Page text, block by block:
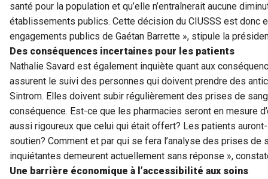
santé pour la population et qu’elle n’entraînerait aucune
établissements publics. Cette décision du CIUSSS est donc
engagements publics de Gaétan Barrette », stipule la
Des conséquences incertaines pour les patients
Nathalie Savard est également inquiète quant aux
assurent le suivi des personnes qui doivent prendre des
Sintrom. Elles doivent subir régulièrement des prises de
conséquence. Est-ce que les pharmacies seront en mesure
aussi rigoureux que celui qui était offert? Les patients
soutien? Comment et par qui se fera l’analyse des prises de
inquiétantes demeurent actuellement sans réponse »,
Une barrière économique à l’accessibilité aux soins